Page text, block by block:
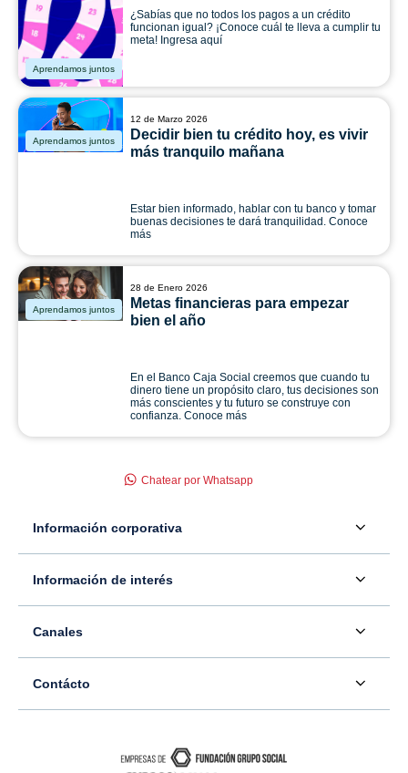
Aprendamos juntos
¿Sabías que no todos los pagos a un crédito
funcionan igual? ¡Conoce cuál te lleva a cumplir tu
meta! Ingresa aquí
Aprendamos juntos
12 de Marzo 2026
Decidir bien tu crédito hoy, es vivir
más tranquilo mañana
Estar bien informado, hablar con tu banco y tomar
buenas decisiones te dará tranquilidad. Conoce
más
Aprendamos juntos
28 de Enero 2026
Metas financieras para empezar
bien el año
En el Banco Caja Social creemos que cuando tu
dinero tiene un propósito claro, tus decisiones son
más conscientes y tu futuro se construye con
confianza. Conoce más
Información corporativa
Información para inversionistas
Sala de prensa
Información adicional
Información de interés
Servicio - Atención al Consumidor financiero
Tutoriales canales digitales
Canales
Ubíquenos
Contácto
Chatear por Whatsapp